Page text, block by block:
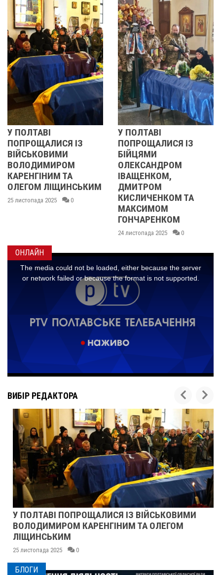
ІЗ
0
ПОПРОЩАЛИСЯ ІЗ
БІЙЦЯМИ
ОЛЕКСАНДРОМ
ІВАЩЕНКОМ,
ДМИТРОМ
КИСЛИЧЕНКОМ ТА
ГОНЧАРЕНКОМ
0
2013 ОЧИМА
21 листопада 2025
ОНЛАЙН
ВИБІР РЕДАКТОРА
У ПОЛТАВІ ПОПРОЩАЛИСЯ ІЗ ВІЙСЬКОВИМИ
ВОЛОДИМИРОМ КАРЕНГІНИМ ТА ОЛЕГОМ
ЛІЩИНСЬКИМ
25 листопада 2025 0
БЛОГИ